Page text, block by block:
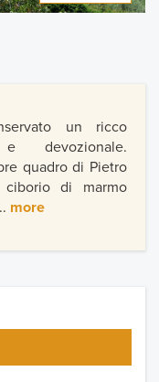
un ricco
devozionale.
quadro di Pietro
di marmo
more